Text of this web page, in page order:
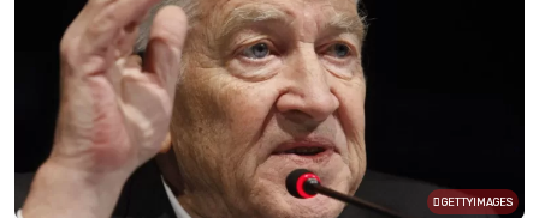
GETTYIMAGES